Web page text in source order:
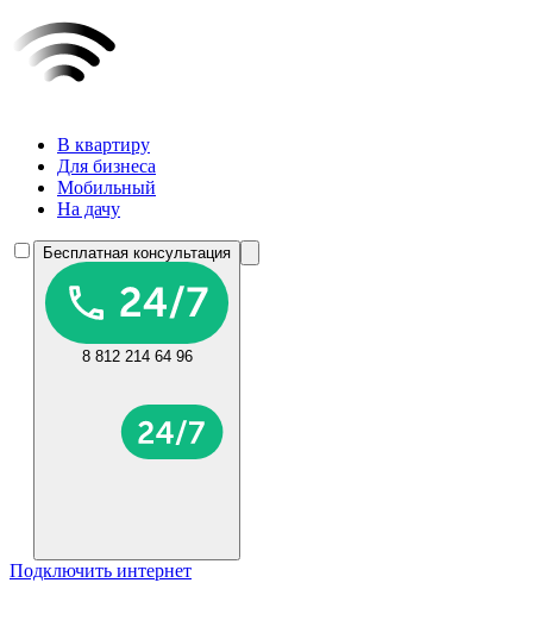
В квартиру
Для бизнеса
Мобильный
На дачу
Бесплатная консультация
8 812 214 64 96
Подключить интернет